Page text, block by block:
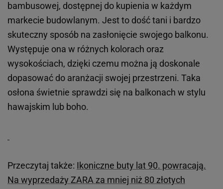
bambusowej, dostępnej do kupienia w każdym
markecie budowlanym. Jest to dość tani i bardzo
skuteczny sposób na zasłonięcie swojego balkonu.
Występuje ona w różnych kolorach oraz
wysokościach, dzięki czemu można ją doskonale
dopasować do aranżacji swojej przestrzeni. Taka
osłona świetnie sprawdzi się na balkonach w stylu
hawajskim lub boho.
Przeczytaj także: Ikoniczne buty lat 90. powracają.
Na wyprzedaży ZARA za mniej niż 80 złotych